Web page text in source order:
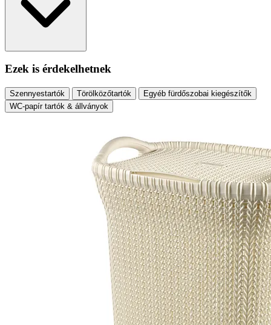
Ezek is érdekelhetnek
Szennyestartók Törölközőtartók
Egyéb fürdőszobai kiegészítők
WC-papír tartók & állványok